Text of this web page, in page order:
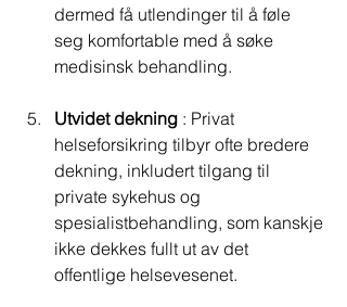
dermed få utlendinger til å føle
seg komfortable med å søke
medisinsk behandling.
Utvidet dekning : Privat
helseforsikring tilbyr ofte bredere
dekning, inkludert tilgang til
private sykehus og
spesialistbehandling, som kanskje
ikke dekkes fullt ut av det
offentlige helsevesenet.